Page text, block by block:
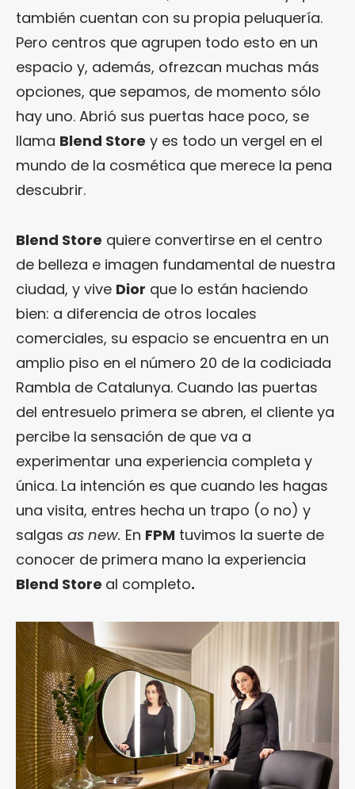
también cuentan con su propia peluquería.
Pero centros que agrupen todo esto en un
espacio y, además, ofrezcan muchas más
opciones, que sepamos, de momento sólo
hay uno. Abrió sus puertas hace poco, se
llama Blend Store y es todo un vergel en el
mundo de la cosmética que merece la pena
descubrir.
Blend Store quiere convertirse en el centro
de belleza e imagen fundamental de nuestra
ciudad, y vive Dior que lo están haciendo
bien: a diferencia de otros locales
comerciales, su espacio se encuentra en un
amplio piso en el número 20 de la codiciada
Rambla de Catalunya. Cuando las puertas
del entresuelo primera se abren, el cliente ya
percibe la sensación de que va a
experimentar una experiencia completa y
única. La intención es que cuando les hagas
una visita, entres hecha un trapo (o no) y
salgas as new. En FPM tuvimos la suerte de
conocer de primera mano la experiencia
Blend Store al completo.